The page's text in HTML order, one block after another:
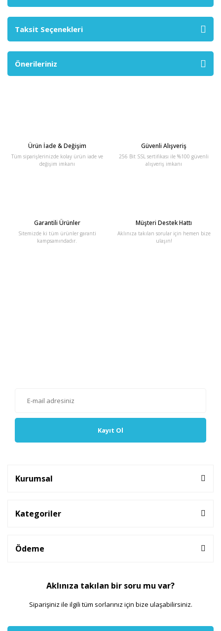
Taksit Seçenekleri
Önerileriniz
Ürün İade & Değişim
Tüm siparişlerinizde kolay ürün iade ve
değişim imkanı
Güvenli Alışveriş
256 Bit SSL sertifikası ile %100 güvenli
alışveriş imkanı
Garantili Ürünler
Sitemizde ki tüm ürünler garanti
kampsamındadır.
Müşteri Destek Hattı
Aklınıza takılan sorular için hemen bize
ulaşın!
Kayıt Ol
Kurumsal
Kategoriler
Ödeme
Aklınıza takılan bir soru mu var?
Siparişiniz ile ilgili tüm sorlarınız için bize ulaşabilirsiniz.